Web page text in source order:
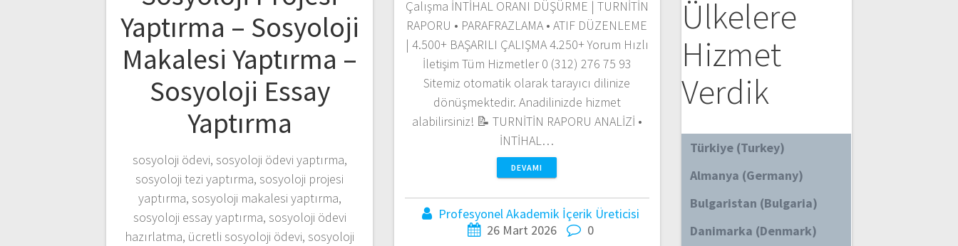
Yaptırma – Sosyoloji
Makalesi Yaptırma –
Sosyoloji Essay
Yaptırma
sosyoloji ödevi, sosyoloji ödevi yaptırma,
sosyoloji tezi yaptırma, sosyoloji projesi
yaptırma, sosyoloji makalesi yaptırma,
sosyoloji essay yaptırma, sosyoloji ödevi
hazırlatma, ücretli sosyoloji ödevi, sosyoloji
Çalışma İNTİHAL ORANI DÜŞÜRME | TURNİTİN
RAPORU • PARAFRAZLAMA • ATIF DÜZENLEME
| 4.500+ BAŞARILI ÇALIŞMA 4.250+ Yorum Hızlı
İletişim Tüm Hizmetler 0 (312) 276 75 93
Sitemiz otomatik olarak tarayıcı dilinize
dönüşmektedir. Anadilinizde hizmet
alabilirsiniz! 📝 TURNİTİN RAPORU ANALİZİ •
İNTİHAL…
DEVAMI
Profesyonel Akademik İçerik Üreticisi
26 Mart 2026
0
Ülkelere
Hizmet
Verdik
Türkiye (Turkey)
Almanya (Germany)
Bulgaristan (Bulgaria)
Danimarka (Denmark)